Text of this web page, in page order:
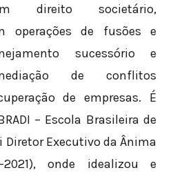
direito societário,
operações de fusões e
sucessório e
de conflitos
de empresas. É
– Escola Brasileira de
Diretor Executivo da Ânima
2021), onde idealizou e